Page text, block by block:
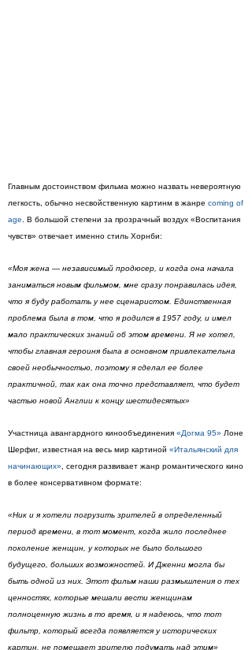
Главным достоинством фильма можно назвать невероятную
легкость, обычно несвойственную картинм в жанре coming of
age . В большой степени за прозрачный воздух «Воспитания
чувств» отвечает именно стиль Хорнби:
«Моя жена — независимый продюсер, и когда она начала
заниматься новым фильмом, мне сразу понравилась идея,
что я буду работать у нее сценаристом. Единственная
проблема была в том, что я родился в 1957 году, и имел
мало практических знаний об этом времени. Я не хотел,
чтобы главная героиня была в основном привлекательна
своей необычностью, поэтому я сделал ее более
практичной, так как она точно представляет, что будет
частью новой Англии к концу шестидесятых»
Участница авангардного кинообъединения «Догма 95» Лоне
Шерфиг, известная на весь мир картиной «Итальянский для
начинающих» , сегодня развивает жанр романтического кино
в более консервативном формате:
«Ник и я хотели погрузить зрителей в определенный
период времени, в тот момент, когда жило последнее
поколение женщин, у которых не было большого
будущего, больших возможностей. И Дженни могла бы
быть одной из них. Этот фильм наши размышления о тех
ценностях, которые мешали вести женщинам
полноценную жизнь в то время, и я надеюсь, что тот
фильтр, который всегда появляется у исторических
картин, не помешает зрителю подумать над этим»